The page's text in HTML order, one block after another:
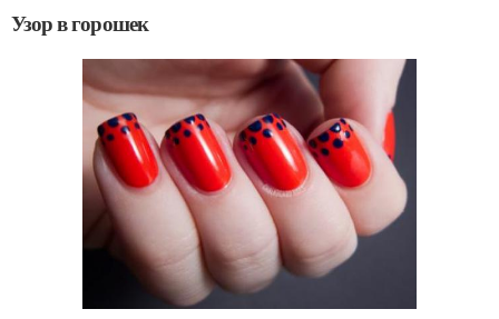
Узор в горошек